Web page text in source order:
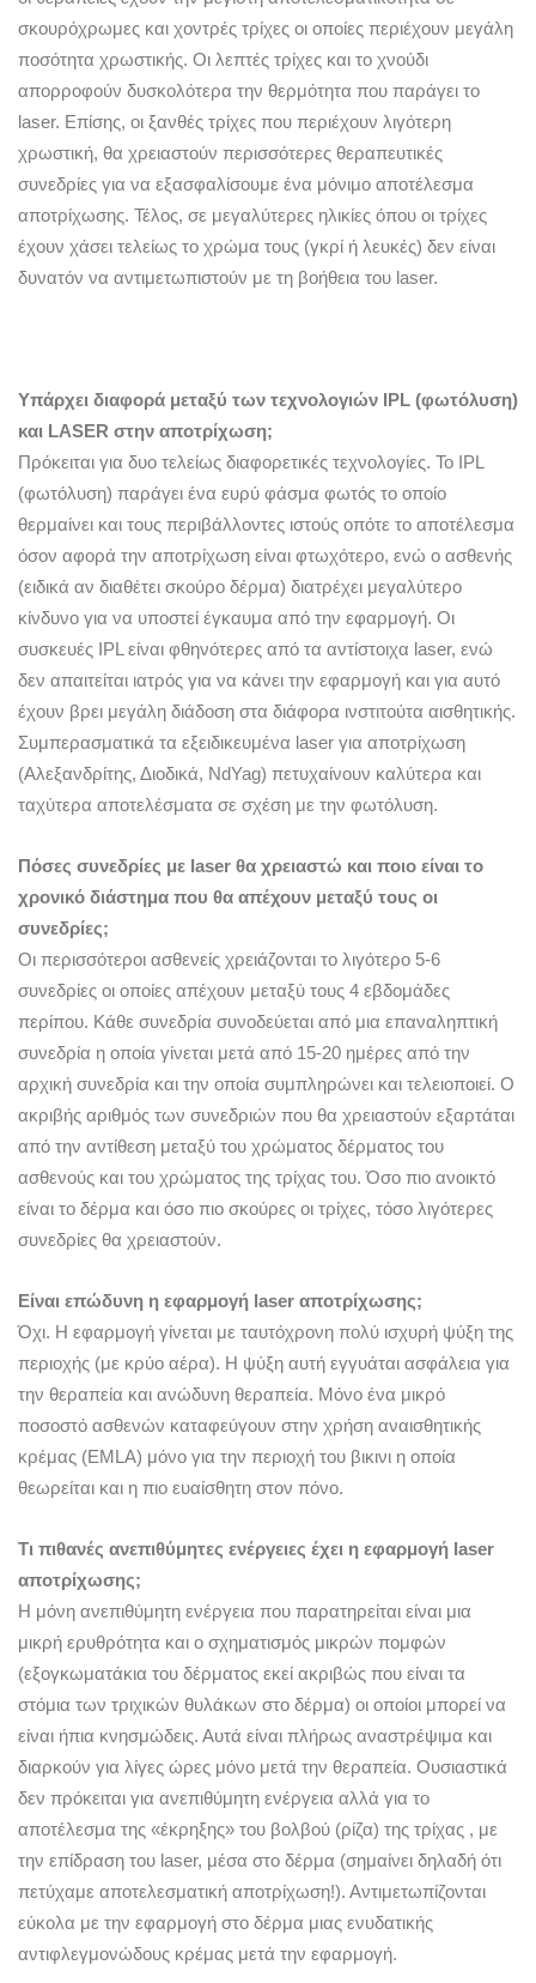
σκουρόχρωμες και χοντρές τρίχες οι οποίες περιέχουν μεγάλη
ποσότητα χρωστικής. Οι λεπτές τρίχες και το χνούδι
απορροφούν δυσκολότερα την θερμότητα που παράγει το
laser. Επίσης, οι ξανθές τρίχες που περιέχουν λιγότερη
χρωστική, θα χρειαστούν περισσότερες θεραπευτικές
συνεδρίες για να εξασφαλίσουμε ένα μόνιμο αποτέλεσμα
αποτρίχωσης. Τέλος, σε μεγαλύτερες ηλικίες όπου οι τρίχες
έχουν χάσει τελείως το χρώμα τους (γκρί ή λευκές) δεν είναι
δυνατόν να αντιμετωπιστούν με τη βοήθεια του laser.
Υπάρχει διαφορά μεταξύ των τεχνολογιών IPL (φωτόλυση)
και LASER στην αποτρίχωση;
Πρόκειται για δυο τελείως διαφορετικές τεχνολογίες. Το IPL
(φωτόλυση) παράγει ένα ευρύ φάσμα φωτός το οποίο
θερμαίνει και τους περιβάλλοντες ιστούς οπότε το αποτέλεσμα
όσον αφορά την αποτρίχωση είναι φτωχότερο, ενώ ο ασθενής
(ειδικά αν διαθέτει σκούρο δέρμα) διατρέχει μεγαλύτερο
κίνδυνο για να υποστεί έγκαυμα από την εφαρμογή. Οι
συσκευές IPL είναι φθηνότερες από τα αντίστοιχα laser, ενώ
δεν απαιτείται ιατρός για να κάνει την εφαρμογή και για αυτό
έχουν βρει μεγάλη διάδοση στα διάφορα ινστιτούτα αισθητικής.
Συμπερασματικά τα εξειδικευμένα laser για αποτρίχωση
(Αλεξανδρίτης, Διοδικά, NdYag) πετυχαίνουν καλύτερα και
ταχύτερα αποτελέσματα σε σχέση με την φωτόλυση.
Πόσες συνεδρίες με laser θα χρειαστώ και ποιο είναι το
χρονικό διάστημα που θα απέχουν μεταξύ τους οι
συνεδρίες;
Οι περισσότεροι ασθενείς χρειάζονται το λιγότερο 5-6
συνεδρίες οι οποίες απέχουν μεταξύ τους 4 εβδομάδες
περίπου. Κάθε συνεδρία συνοδεύεται από μια επαναληπτική
συνεδρία η οποία γίνεται μετά από 15-20 ημέρες από την
αρχική συνεδρία και την οποία συμπληρώνει και τελειοποιεί. Ο
ακριβής αριθμός των συνεδριών που θα χρειαστούν εξαρτάται
από την αντίθεση μεταξύ του χρώματος δέρματος του
ασθενούς και του χρώματος της τρίχας του. Όσο πιο ανοικτό
είναι το δέρμα και όσο πιο σκούρες οι τρίχες, τόσο λιγότερες
συνεδρίες θα χρειαστούν.
Είναι επώδυνη η εφαρμογή laser αποτρίχωσης;
Όχι. Η εφαρμογή γίνεται με ταυτόχρονη πολύ ισχυρή ψύξη της
περιοχής (με κρύο αέρα). Η ψύξη αυτή εγγυάται ασφάλεια για
την θεραπεία και ανώδυνη θεραπεία. Μόνο ένα μικρό
ποσοστό ασθενών καταφεύγουν στην χρήση αναισθητικής
κρέμας (EMLA) μόνο για την περιοχή του βικινι η οποία
θεωρείται και η πιο ευαίσθητη στον πόνο.
Τι πιθανές ανεπιθύμητες ενέργειες έχει η εφαρμογή laser
αποτρίχωσης;
Η μόνη ανεπιθύμητη ενέργεια που παρατηρείται είναι μια
μικρή ερυθρότητα και ο σχηματισμός μικρών πομφών
(εξογκωματάκια του δέρματος εκεί ακριβώς που είναι τα
στόμια των τριχικών θυλάκων στο δέρμα) οι οποίοι μπορεί να
είναι ήπια κνησμώδεις. Αυτά είναι πλήρως αναστρέψιμα και
διαρκούν για λίγες ώρες μόνο μετά την θεραπεία. Ουσιαστικά
δεν πρόκειται για ανεπιθύμητη ενέργεια αλλά για το
αποτέλεσμα της «έκρηξης» του βολβού (ρίζα) της τρίχας , με
την επίδραση του laser, μέσα στο δέρμα (σημαίνει δηλαδή ότι
πετύχαμε αποτελεσματική αποτρίχωση!). Αντιμετωπίζονται
εύκολα με την εφαρμογή στο δέρμα μιας ενυδατικής
αντιφλεγμονώδους κρέμας μετά την εφαρμογή.